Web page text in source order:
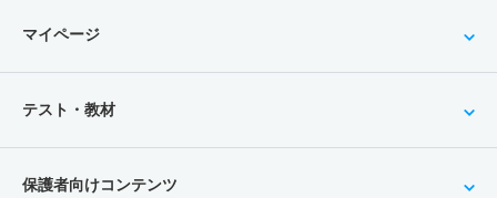
マイページ
テスト・教材
保護者向けコンテンツ